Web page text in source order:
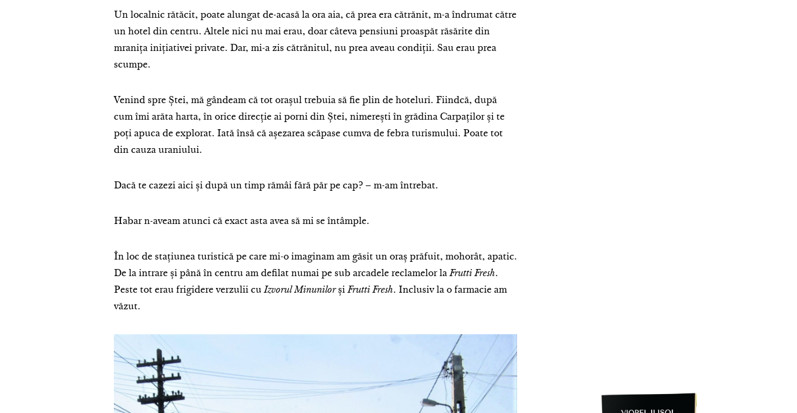
Un localnic rătăcit, poate alungat de-acasă la ora aia, că prea era cătrănit, m-a îndrumat către
un hotel din centru. Altele nici nu mai erau, doar câteva pensiuni proaspăt răsărite din
mranița inițiativei private. Dar, mi-a zis cătrănitul, nu prea aveau condiții. Sau erau prea
scumpe.
Venind spre Ștei, mă gândeam că tot orașul trebuia să fie plin de hoteluri. Fiindcă, după
cum îmi arăta harta, în orice direcție ai porni din Ștei, nimerești în grădina Carpaților și te
poți apuca de explorat. Iată însă că așezarea scăpase cumva de febra turismului. Poate tot
din cauza uraniului.
Dacă te cazezi aici și după un timp rămâi fără păr pe cap? – m-am întrebat.
Habar n-aveam atunci că exact asta avea să mi se întâmple.
În loc de stațiunea turistică pe care mi-o imaginam am găsit un oraș prăfuit, mohorât, apatic.
De la intrare și până în centru am defilat numai pe sub arcadele reclamelor laFrutti Fresh.
Peste tot erau frigidere verzulii cuIzvorul MinunilorșiFrutti Fresh. Inclusiv la o farmacie am
văzut.